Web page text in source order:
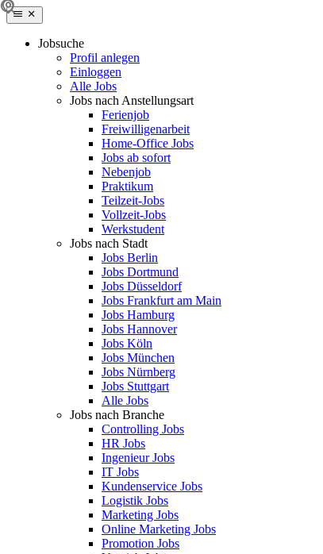
Jobsuche
Profil anlegen
Einloggen
Alle Jobs
Jobs nach Anstellungsart
Ferienjob
Freiwilligenarbeit
Home-Office Jobs
Jobs ab sofort
Nebenjob
Praktikum
Teilzeit-Jobs
Vollzeit-Jobs
Werkstudent
Jobs nach Stadt
Jobs Berlin
Jobs Dortmund
Jobs Düsseldorf
Jobs Frankfurt am Main
Jobs Hamburg
Jobs Hannover
Jobs Köln
Jobs München
Jobs Nürnberg
Jobs Stuttgart
Alle Jobs
Jobs nach Branche
Controlling Jobs
HR Jobs
Ingenieur Jobs
IT Jobs
Kundenservice Jobs
Logistik Jobs
Marketing Jobs
Online Marketing Jobs
Promotion Jobs